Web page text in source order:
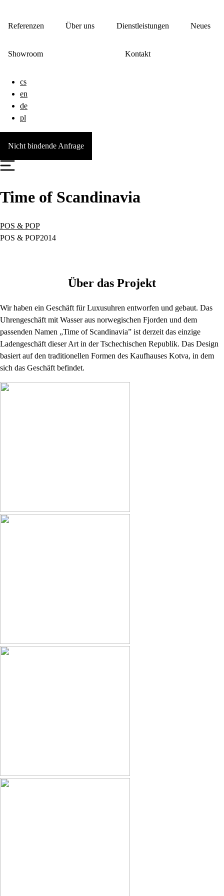
Referenzen Über uns Dienstleistungen Neues
Showroom Kontakt
cs
en
de
pl
Nicht bindende Anfrage
Time of Scandinavia
POS & POP
POS & POP2014
Über das Projekt
Wir haben ein Geschäft für Luxusuhren entworfen und gebaut. Das
Uhrengeschäft mit Wasser aus norwegischen Fjorden und dem
passenden Namen „Time of Scandinavia” ist derzeit das einzige
Ladengeschäft dieser Art in der Tschechischen Republik. Das Design
basiert auf den traditionellen Formen des Kaufhauses Kotva, in dem
sich das Geschäft befindet.